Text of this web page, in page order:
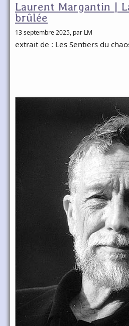
Laurent Margantin |
brûlée
13 septembre 2025, par LM
extrait de : Les Sentiers du